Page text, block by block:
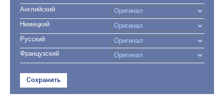
Английский
Немецкий
Русский
Французский
Сохранить